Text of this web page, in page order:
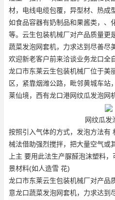
材，电线电缆包覆，异型材、热成
如食品容器有奶制品和果酱类，、
等。云生包装机械厂对产品质量更
蔬菜发泡网套机，力求达到尽善尽
欢迎新老客户前来洽谈业务龙口全
龙口市东莱云生包装机械厂位于美
区，紧靠烟潍公路，毗邻黄城车站
莱仙境，西有龙口港网纹瓜发泡网
网纹瓜发
按照引入气体的方式，发泡方法有
械法借助强烈搅拌，把大量空气或
上主 要用此法生产脲醛泡沫塑料
景材料(如人造雪 花)
龙口市东莱云生包装机械厂对产品
意龙口蔬菜发泡网套机，力求达到